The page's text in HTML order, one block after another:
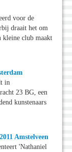
voor de
draait het om
kleine club maakt
in
23 BG, een
kunstenaars
Amstelveen
'Nathaniel